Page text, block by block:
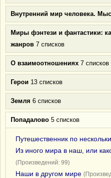
Внутренний мир человека.
Миры фэнтези и фантастики:
жанров 7 списков
О взаимоотношениях 7 списков
Герои 13 списков
Земля 6 списков
Попадалово 5 списков
Путешественник по
Из иного мира в наш, или
(Произведений: 99)
Наши в другом мире